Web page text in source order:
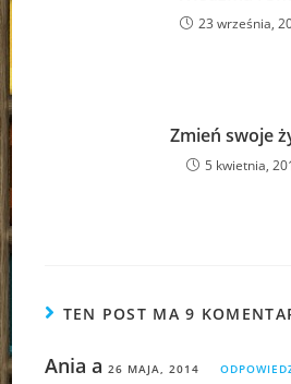
23 września,
Zmień swoje
5 kwietnia,
TEN POST MA 9
Ania a 26 MAJA, 2014